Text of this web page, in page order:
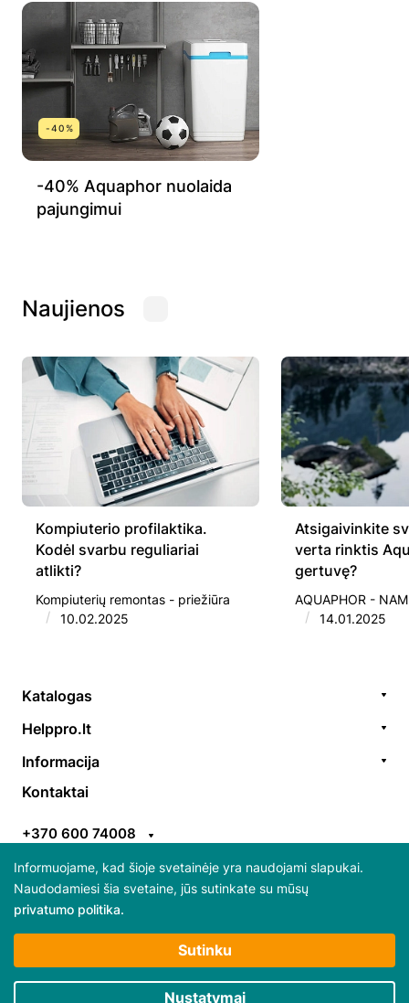
-40%
-40% Aquaphor nuolaida
pajungimui
Naujienos
Kompiuterio profilaktika.
Kodėl svarbu reguliariai
atlikti?
Kompiuterių remontas - priežiūra
/ 10.02.2025
Atsigaivinkite
verta rinktis
gertuvę?
AQUAPHOR -
/ 14.01.2025
Katalogas
Prekės / aksesuarai
Akcijos
Prekiniai ženklai
Helppro.lt
EGS
ES parama
Informacija
Pristatymo taisyklės
Pirkimo-pardavimo taisyklės
Kontaktai
+370 600 74008
info@helppro.lt
Gabijos g. 38, LT-06157 Vilnius
© 2025 Visos teisės saugomos HelpPro
Informuojame, kad šioje svetainėje yra naudojami slapukai.
Naudodamiesi šia svetaine, jūs sutinkate su mūsų
privatumo politika.
Daugiau apie slapukus ir jų atsisakymą skaitykite
Būtini slapukai
Sutinku
Nustatymai